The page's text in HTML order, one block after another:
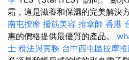
霜，這是滋養和保濕的完美解決
南屯按摩 撥筋美容 推拿師 香港
惠的價格提供最優質的產品。
士 稅法與實務 台中西屯區按摩